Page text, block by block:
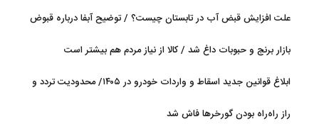
علت افزایش قبض آب در تابستان چیست؟ / توضیح آبفا درباره قبوض
بازار برنج و حبوبات داغ شد / کالا از نیاز مردم هم بیشتر است
ابلاغ قوانین جدید اسقاط و واردات خودرو در ۱۴۰۵/ محدودیت تردد و
راز راه‌راه بودن گورخرها فاش شد